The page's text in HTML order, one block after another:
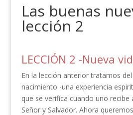
Las buenas
lección 2
LECCIÓN 2 -Nueva
En la lección anterior tratamos
nacimiento -una experiencia
que se verifica cuando uno recibe
Señor y Salvador. Ahora